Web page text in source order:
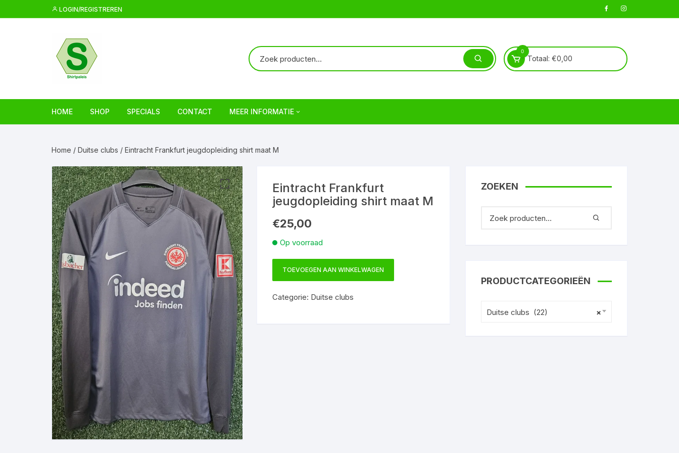
naar
LOGIN/REGISTREREN
0
Totaal: €0,00
HOME SHOP SPECIALS CONTACT MEER INFORMATIE
Veelgestelde vragen | FAQ
Algemene Voorwaarden
Home / Duitse clubs / Eintracht Frankfurt jeugdopleiding shirt maat M
Eintracht Frankfurt
jeugdopleiding shirt maat M
€25,00
Op voorraad
Eintracht
jeugdopleiding
TOEVOEGEN AAN WINKELWAGEN
Categorie: Duitse clubs
ZOEKEN
PRODUCTCATEGORIEËN
×
Duitse clubs (22)